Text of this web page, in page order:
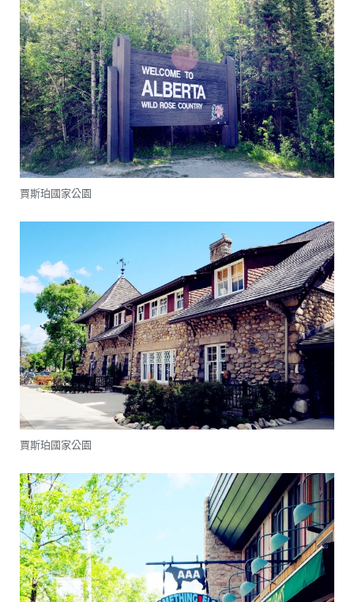
賈斯珀國家公園
賈斯珀國家公園